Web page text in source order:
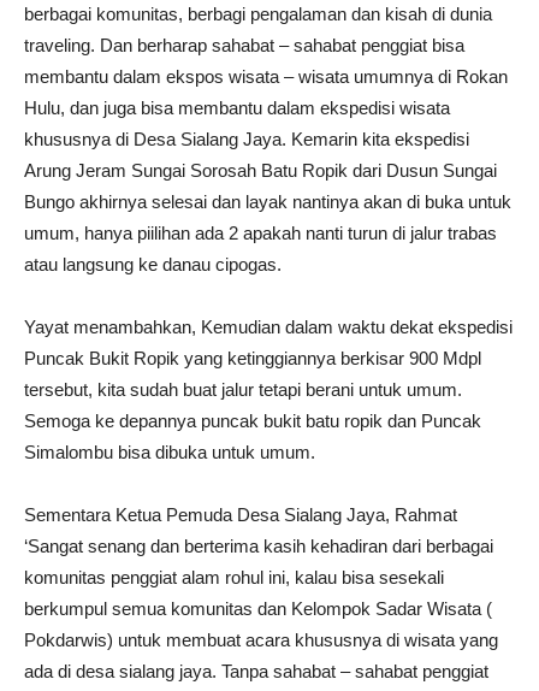
berbagai komunitas, berbagi pengalaman dan kisah di dunia
traveling. Dan berharap sahabat – sahabat penggiat bisa
membantu dalam ekspos wisata – wisata umumnya di Rokan
Hulu, dan juga bisa membantu dalam ekspedisi wisata
khususnya di Desa Sialang Jaya. Kemarin kita ekspedisi
Arung Jeram Sungai Sorosah Batu Ropik dari Dusun Sungai
Bungo akhirnya selesai dan layak nantinya akan di buka untuk
umum, hanya piilihan ada 2 apakah nanti turun di jalur trabas
atau langsung ke danau cipogas.
Yayat menambahkan, Kemudian dalam waktu dekat ekspedisi
Puncak Bukit Ropik yang ketinggiannya berkisar 900 Mdpl
tersebut, kita sudah buat jalur tetapi berani untuk umum.
Semoga ke depannya puncak bukit batu ropik dan Puncak
Simalombu bisa dibuka untuk umum.
Sementara Ketua Pemuda Desa Sialang Jaya, Rahmat
‘Sangat senang dan berterima kasih kehadiran dari berbagai
komunitas penggiat alam rohul ini, kalau bisa sesekali
berkumpul semua komunitas dan Kelompok Sadar Wisata (
Pokdarwis) untuk membuat acara khususnya di wisata yang
ada di desa sialang jaya. Tanpa sahabat – sahabat penggiat